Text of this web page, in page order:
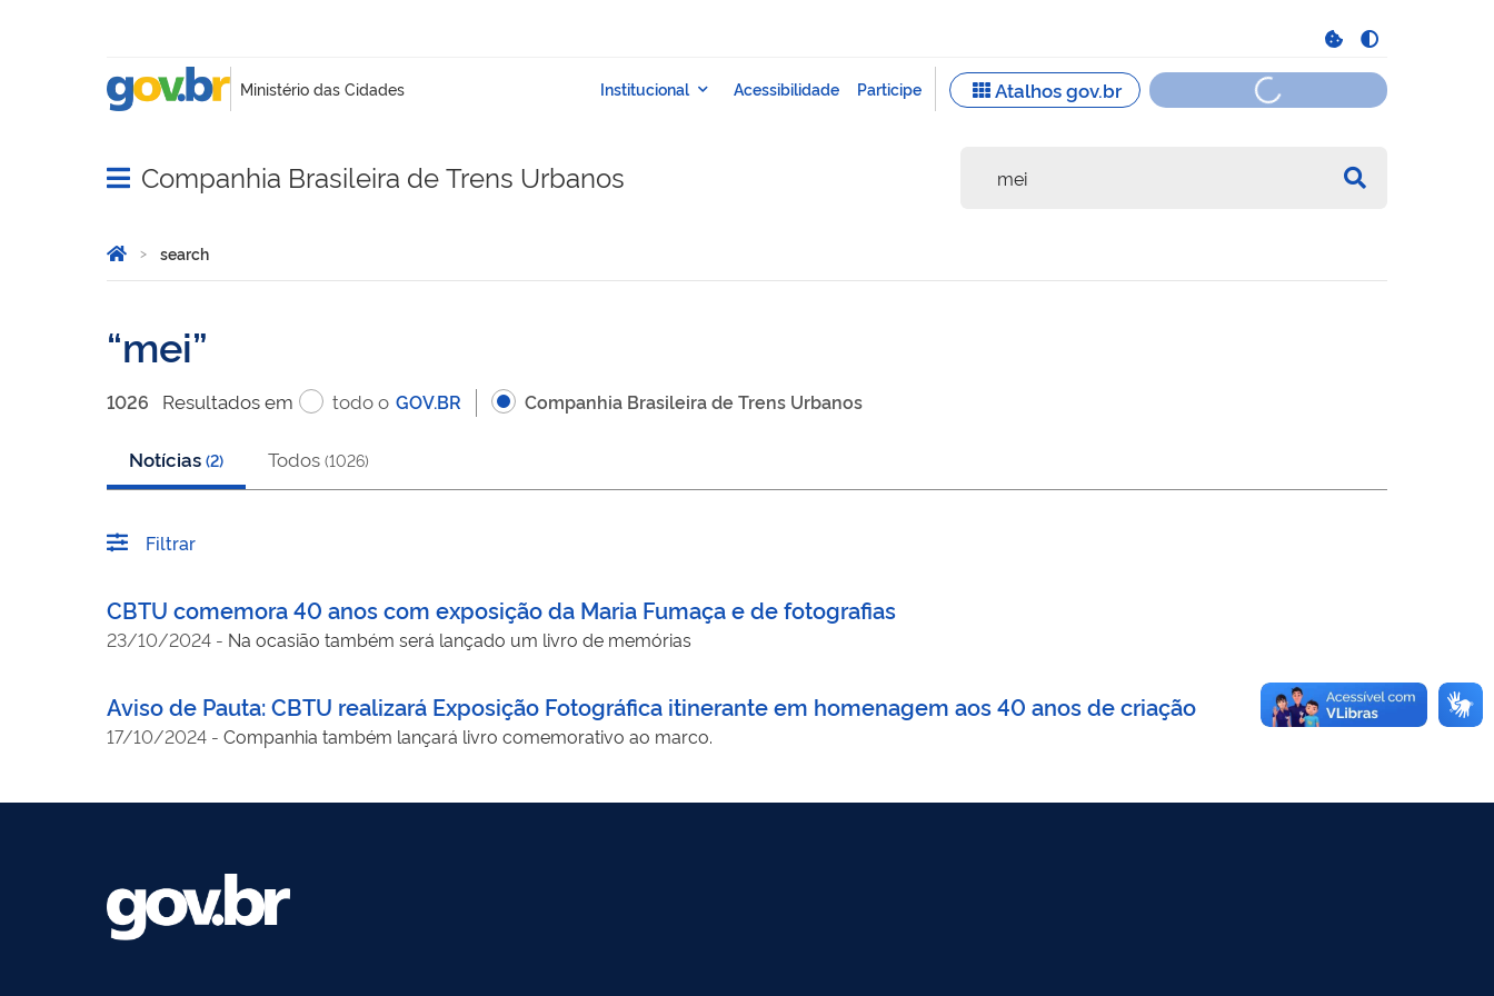
Abrir menu principal de navegação
Companhia Brasileira de Trens Urbanos
Você está aqui:
Homesearch
mei
1026 Resultadosem todo o GOV.BR Companhia Brasileira de Trens Urbanos
Notícias (2) Todos (1026)
Filtrar
CBTU comemora 40 anos com exposição da Maria Fumaça e de fotografias
23/10/2024 - Na ocasião também será lançado um livro de memórias
Aviso de Pauta: CBTU realizará Exposição Fotográfica itinerante em homenagem aos 40 anos de criação
17/10/2024 - Companhia também lançará livro comemorativo ao marco.